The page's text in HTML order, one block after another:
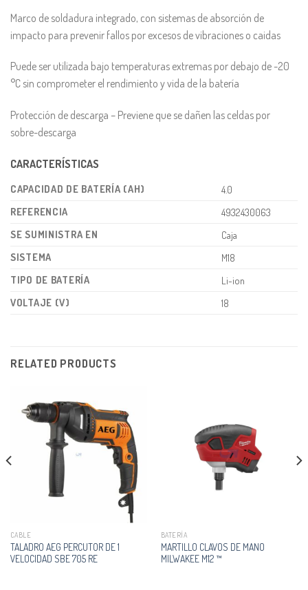
Marco de soldadura integrado, con sistemas de absorción de
impacto para prevenir fallos por excesos de vibraciones o caidas
Puede ser utilizada bajo temperaturas extremas por debajo de -20
°C sin comprometer el rendimiento y vida de la batería
Protección de descarga – Previene que se dañen las celdas por
sobre-descarga
CARACTERÍSTICAS
CAPACIDAD DE BATERÍA (AH)
4.0
REFERENCIA
4932430063
SE SUMINISTRA EN
Caja
SISTEMA
M18
TIPO DE BATERÍA
Li-ion
VOLTAJE (V)
18
RELATED PRODUCTS
CABLE
TALADRO AEG PERCUTOR DE 1
VELOCIDAD SBE 705 RE
BATERÍA
MARTILLO CLAVOS DE MANO
MILWAKEE M12 ™